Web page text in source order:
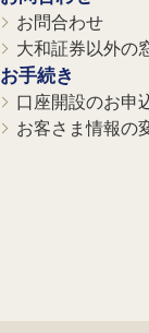
お問合わせ
大和証券以外の
お手続き
口座開設のお申
お客さま情報の